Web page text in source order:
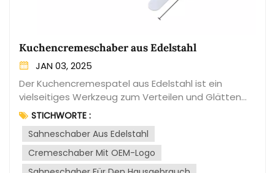
Kuchencremeschaber aus Edelstahl
JAN 03, 2025
Der Kuchencremespatel aus Edelstahl ist ein
vielseitiges Werkzeug zum Verteilen und Glätten
von Zuckerguss oder Sahne auf Kuchen. Dieser aus
hochwertigem Edelstahl gefertigte Spatel bietet
Langlebigkeit, Hygiene und
Benutzerfreundlichkeit.Die Klinge des Spatels ist
typischerweise flach und spitz zulaufend, was ein
STICHWORTE :
Sahneschaber Aus Edelstahl
Cremeschaber Mit OEM-Logo